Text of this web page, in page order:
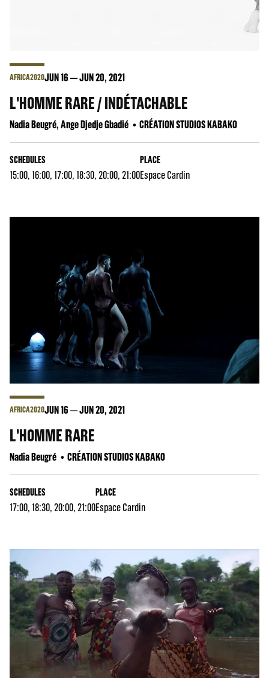
AFRICA2020JUN16 JUN20, 2021
L'HOMME RARE / INDÉTACHABLE
Nadia Beugré, Ange Djedje Gbadié CRÉATION STUDIOS KABAKO
SCHEDULES
15:00, 16:00, 17:00, 18:30, 20:00, 21:00
PLACE
Espace Cardin
AFRICA2020JUN16 JUN20, 2021
L'HOMME RARE
Nadia Beugré CRÉATION STUDIOS KABAKO
SCHEDULES
17:00, 18:30, 20:00, 21:00
PLACE
Espace Cardin